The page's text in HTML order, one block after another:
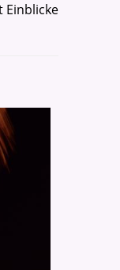
Einblicke